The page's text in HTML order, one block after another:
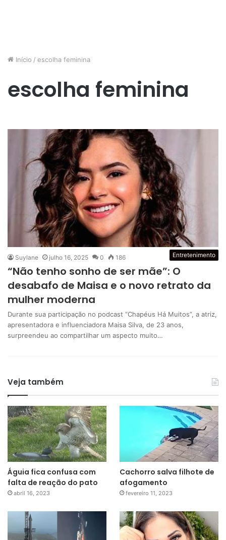
Início / escolha feminina
escolha feminina
Entretenimento
Suylane julho 16, 2025 0 186
“Não tenho sonho de ser mãe”: O
desabafo de Maisa e o novo retrato da
mulher moderna
Durante sua participação no podcast “Chapéus Há Muitos”, a atriz,
apresentadora e influenciadora Maisa Silva, de 23 anos,
surpreendeu ao compartilhar um aspecto muito…
Veja também
Águia fica confusa com
falta de reação do pato
abril 16, 2023
Cachorro salva filhote de
afogamento
fevereiro 11, 2023